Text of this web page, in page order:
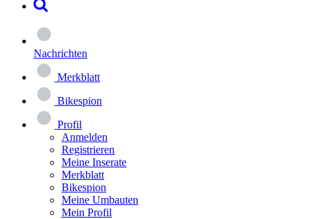
Nachrichten
Merkblatt
Bikespion
Profil
Anmelden
Registrieren
Meine Inserate
Merkblatt
Bikespion
Meine Umbauten
Mein Profil